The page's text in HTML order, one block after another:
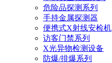
危险品探测系列
手持金属探测器
便携式X射线安检机
访客门禁系列
X光异物检测设备
防爆/排爆系列